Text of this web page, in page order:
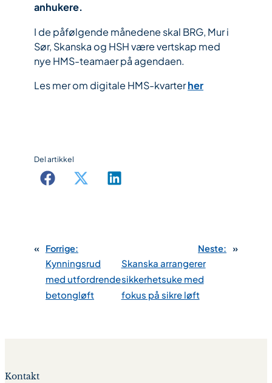
anhukere.
I de påfølgende månedene skal BRG, Mur i
Sør, Skanska og HSH være vertskap med
nye HMS-teamaer på agendaen.
Les mer om digitale HMS-kvarterher
Del artikkel
« Forrige:
Kynningsrud
med utfordrende
betongløft
Neste:
Skanska arrangerer
sikkerhetsuke med
fokus på sikre løft
»
Kontakt